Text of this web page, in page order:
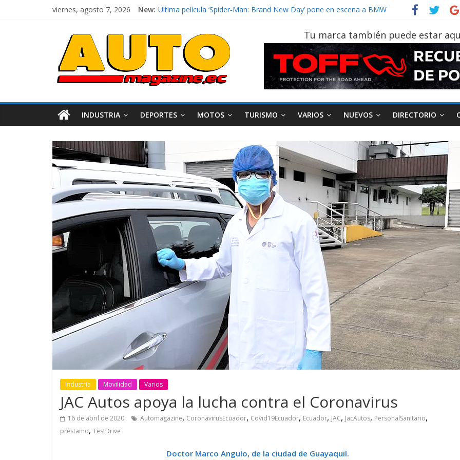
viernes, agosto 7, 2026 New: Ultima película ‘Spider‑Man: Brand New Day’ pone en escena a BMW
La Vuelta al Ecuador 2026, edición 47ª, recorre 7 provincias en 8 días
La FEDAK recibe 12 Sinotruk Bolden para cubrir las rutas de La Vuelta
El costo de tener un vehículo gana protagonismo a la hora de decidir
Tu marca también puede estar
INDUSTRIA DEPORTES MOTOS TURISMO VARIOS NUEVOS DIRECTORIO
Industria Movilidad Varios
JAC Autos apoya la lucha contra el Coronavirus
16 de abril de 2020 Automagazine, CoronavirusEcuador, Covid19Ecuador, Ecuador, JAC, JacAutos, PersonalSanitario,
préstamo, TestDrive
Doctor Marco Angulo, de la ciudad de Guayaquil.
Movilidad Varios
GM reafirma su
compromiso con movilidad
más segura y conectada
Movilidad Turismo Varios
¿Qué puede pasar con tu
vehículo si permanece
varios días sin usar?
AEADE Industria Motociclismo
Movilidad
Campaña busca cambiar
destino de los
en la región